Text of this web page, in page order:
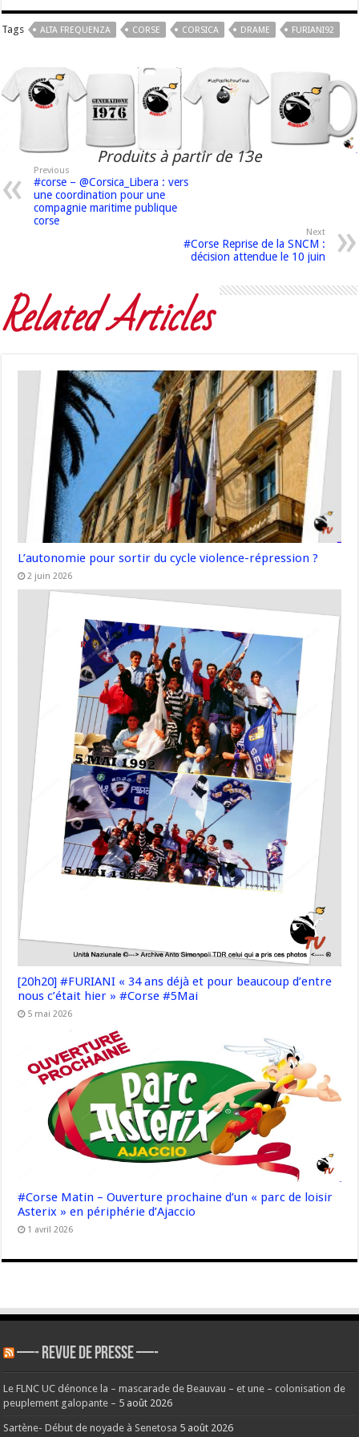
Tags ALTA FREQUENZA CORSE CORSICA DRAME FURIANI92
Produits à partir de 13e
Previous
#corse – @Corsica_Libera : vers
une coordination pour une
compagnie maritime publique
corse
Next
#Corse Reprise de la SNCM :
décision attendue le 10 juin
Related Articles
L’autonomie pour sortir du cycle violence-répression ?
2 juin 2026
[20h20] #FURIANI « 34 ans déjà et pour beaucoup d’entre
nous c’était hier » #Corse #5Mai
5 mai 2026
#Corse Matin – Ouverture prochaine d’un « parc de loisir
Asterix » en périphérie d’Ajaccio
1 avril 2026
—- REVUE DE PRESSE —-
Le FLNC UC dénonce la – mascarade de Beauvau – et une – colonisation de
peuplement galopante – 5 août 2026
Sartène- Début de noyade à Senetosa 5 août 2026